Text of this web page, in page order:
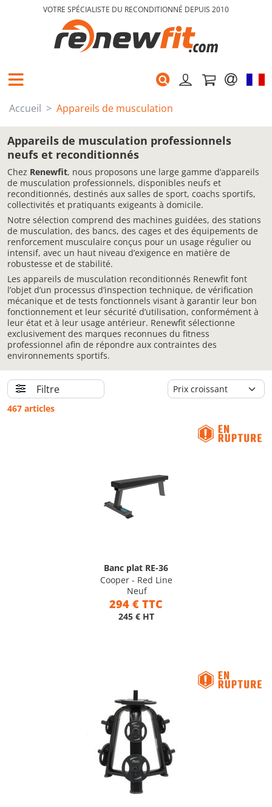
VOTRE SPÉCIALISTE DU RECONDITIONNÉ DEPUIS 2010
Accueil Appareils de musculation
Appareils de musculation professionnels
neufs et reconditionnés
Chez Renewfit, nous proposons une large gamme d’appareils
de musculation professionnels, disponibles neufs et
reconditionnés, destinés aux salles de sport, coachs sportifs,
collectivités et pratiquants exigeants à domicile.
Notre sélection comprend des machines guidées, des stations
de musculation, des bancs, des cages et des équipements de
renforcement musculaire conçus pour un usage régulier ou
intensif, avec un haut niveau d’exigence en matière de
robustesse et de stabilité.
Les appareils de musculation reconditionnés Renewfit font
l’objet d’un processus d’inspection technique, de vérification
mécanique et de tests fonctionnels visant à garantir leur bon
fonctionnement et leur sécurité d’utilisation, conformément à
leur état et à leur usage antérieur. Renewfit sélectionne
exclusivement des marques reconnues du fitness
professionnel afin de répondre aux contraintes des
environnements sportifs.
Filtre
467 articles
Banc plat RE-36
Cooper - Red Line
Neuf
294 € TTC
245 € HT